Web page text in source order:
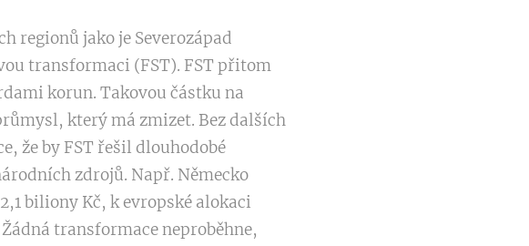
regionů jako je Severozápad
transformaci (FST). FST přitom
korun. Takovou částku na
který má zmizet. Bez dalších
že by FST řešil dlouhodobé
zdrojů. Např. Německo
biliony Kč, k evropské alokaci
transformace neproběhne,